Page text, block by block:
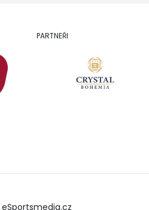
PARTNEŘI
eSportsmedia.cz